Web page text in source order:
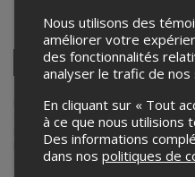
Partagez cet événement
Facebook
Twitter
LinkedinPinterestEnvoyer
courriel
Lepointdevente.com agit à titre
québécois de la coopération et
l’affichage en ligne et la vente
Pour plus d’information à
contacter l’organisateur de
Nous utilisons des
améliorer votre
des fonctionnalités
analyser le trafic de nos
En cliquant sur « Tout
à ce que nous utilisions
Des informations
dans nos politiques de